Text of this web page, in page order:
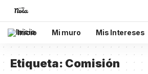
Inicio Mi muro Mis Intereses
Etiqueta:Comisión